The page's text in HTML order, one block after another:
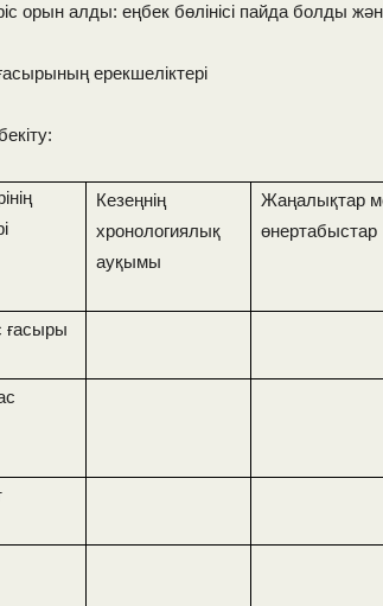
орын алды: еңбек бөлінісі пайда болды
ерекшеліктері
Кезеңнің
хронологиялық
ауқымы
Жаңалықтар
өнертабыстар
ғасыры